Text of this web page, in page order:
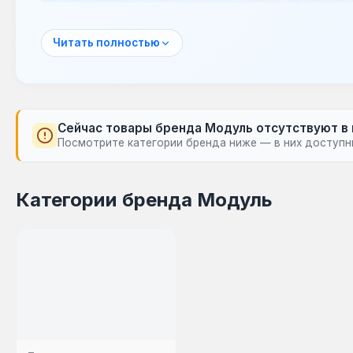
Газовые конвекторы Модуль применяются для
офисов и производственных объектов.
Читать полностью
Сейчас товары бренда Модуль отсутствуют в
Посмотрите категории бренда ниже — в них
Категории бренда Модуль